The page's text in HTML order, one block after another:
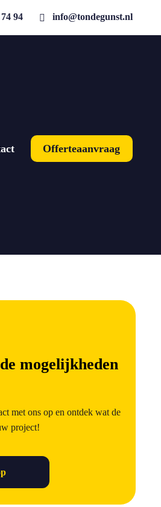
94 info@tondegunst.nl
Offerteaanvraag
mogelijkheden
met ons op en ontdek wat de
project!